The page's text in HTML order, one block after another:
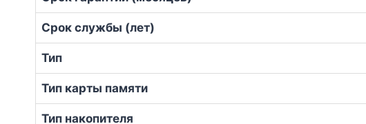
Срок службы (лет)
Тип
Тип карты памяти
Тип накопителя